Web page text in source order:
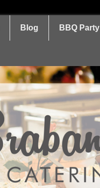
Blog BBQ Party